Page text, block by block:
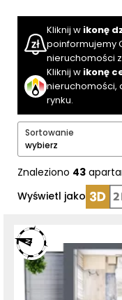
Kliknij w ikonę
poinformujemy
nieruchomości
Kliknij w ikonę
nieruchomości,
rynku.
Sortowanie
wybierz
Znaleziono 43
Wyświetl jako